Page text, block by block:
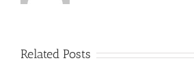
Related Posts